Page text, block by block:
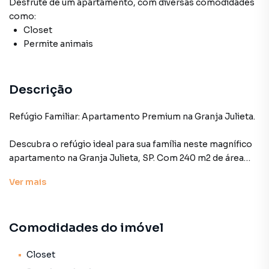
Desfrute de um apartamento, com diversas comodidades
como:
Closet
Permite animais
Descrição
Refúgio Familiar: Apartamento Premium na Granja Julieta.
Descubra o refúgio ideal para sua família neste magnífico
apartamento na Granja Julieta, SP. Com 240 m2 de área
sendo 2 suítes, uma ampla cozinha com armários
a vista excepcional para o parque que o condomínio
todo; este apartamento conta ainda com 2 vagas de
Ver mais
Comodidades do imóvel
Closet